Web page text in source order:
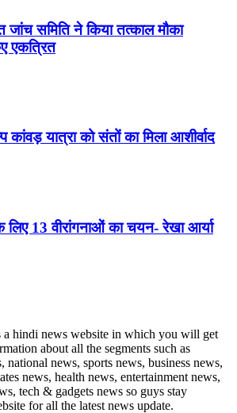
जांच समिति ने किया तत्काल मौका
एकत्रित
यात्रा को संतों का मिला आशीर्वाद
लिए 13 वीरांगनाओं का चयन- रेखा आर्या
a hindi news website in which you will get
about all the segments such as
national news, sports news, business news,
news, health news, entertainment news,
tech & gadgets news so guys stay
for all the latest news update.